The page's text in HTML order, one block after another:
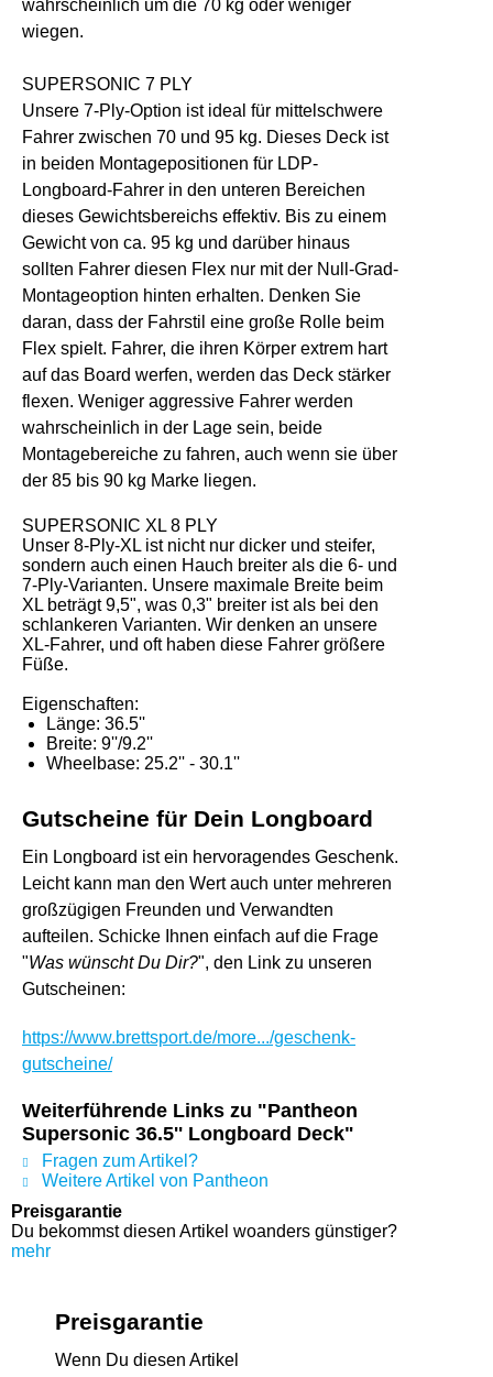
wahrscheinlich um die 70 kg oder weniger
wiegen.
SUPERSONIC 7 PLY
Unsere 7-Ply-Option ist ideal für mittelschwere
Fahrer zwischen 70 und 95 kg. Dieses Deck ist
in beiden Montagepositionen für LDP-
Longboard-Fahrer in den unteren Bereichen
dieses Gewichtsbereichs effektiv. Bis zu einem
Gewicht von ca. 95 kg und darüber hinaus
sollten Fahrer diesen Flex nur mit der Null-Grad-
Montageoption hinten erhalten. Denken Sie
daran, dass der Fahrstil eine große Rolle beim
Flex spielt. Fahrer, die ihren Körper extrem hart
auf das Board werfen, werden das Deck stärker
flexen. Weniger aggressive Fahrer werden
wahrscheinlich in der Lage sein, beide
Montagebereiche zu fahren, auch wenn sie über
der 85 bis 90 kg Marke liegen.
SUPERSONIC XL 8 PLY
Unser 8-Ply-XL ist nicht nur dicker und steifer,
sondern auch einen Hauch breiter als die 6- und
7-Ply-Varianten. Unsere maximale Breite beim
XL beträgt 9,5", was 0,3" breiter ist als bei den
schlankeren Varianten. Wir denken an unsere
XL-Fahrer, und oft haben diese Fahrer größere
Füße.
Eigenschaften:
Länge: 36.5''
Breite: 9''/9.2''
Wheelbase: 25.2'' - 30.1''
Gutscheine für Dein Longboard
Ein Longboard ist ein hervoragendes Geschenk.
Leicht kann man den Wert auch unter mehreren
großzügigen Freunden und Verwandten
aufteilen. Schicke Ihnen einfach auf die Frage
"Was wünscht Du Dir?", den Link zu unseren
Gutscheinen:
https://www.brettsport.de/more.../geschenk-
gutscheine/
Weiterführende Links zu "Pantheon
Supersonic 36.5'' Longboard Deck"
Fragen zum Artikel?
Weitere Artikel von Pantheon
Preisgarantie
Du bekommst diesen Artikel woanders günstiger?
mehr
Preisgarantie
Wenn Du diesen Artikel